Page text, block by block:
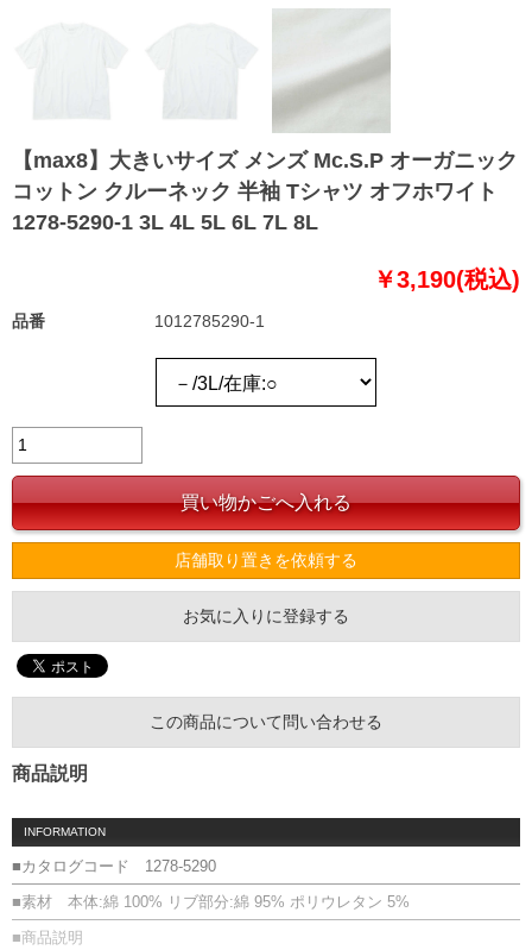
【max8】大きいサイズ メンズ Mc.S.P オーガニック
コットン クルーネック 半袖 Tシャツ オフホワイト
1278-5290-1 3L 4L 5L 6L 7L 8L
￥3,190(税込)
品番 1012785290-1
店舗取り置きを依頼する
お気に入りに登録する
この商品について問い合わせる
商品説明
INFORMATION
■カタログコード 1278-5290
■素材 本体:綿 100% リブ部分:綿 95% ポリウレタン 5%
■商品説明